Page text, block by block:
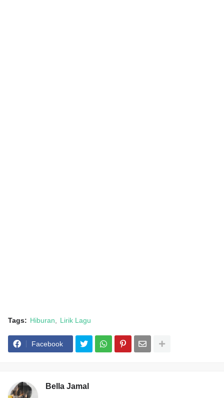
Tags: Hiburan Lirik Lagu
Facebook
Bella Jamal